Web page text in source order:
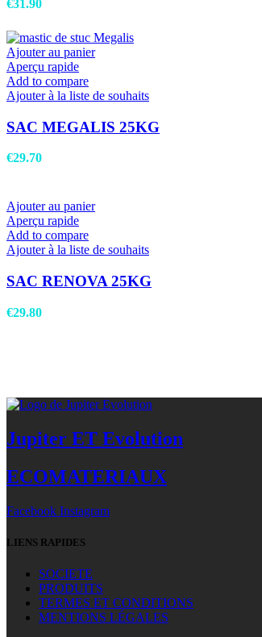
€31.90
Ajouter au panier
Aperçu rapide
Add to compare
Ajouter à la liste de souhaits
SAC MEGALIS 25KG
€29.70
Ajouter au panier
Aperçu rapide
Add to compare
Ajouter à la liste de souhaits
SAC RENOVA 25KG
€29.80
Jupiter ET Evolution
ECOMATERIAUX
Facebook Instagram
LIENS RAPIDES
SOCIETE
PRODUITS
TERMES ET CONDITIONS
MENTIONS LÉGALES